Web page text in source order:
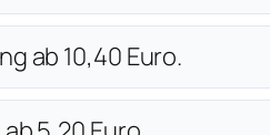
ab 10,40 Euro.